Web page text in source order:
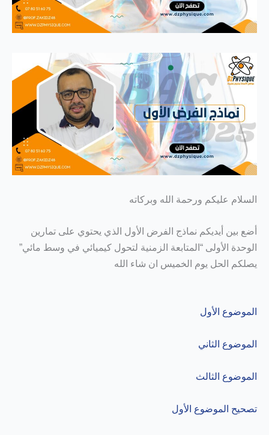
السلام عليكم ورحمة الله وبركاته
أضع بين أيديكم نماذج الفرض الأول الذي يحتوي على تمارين
الوحدة الأولى “المتابعة الزمنية لتحول كيميائي في وسط مائي”
يصلكم الحل يوم الخميس ان شاء الله
الموضوع الأول
الموضوع الثاني
الموضوع الثالث
تصحيح الموضوع الأول